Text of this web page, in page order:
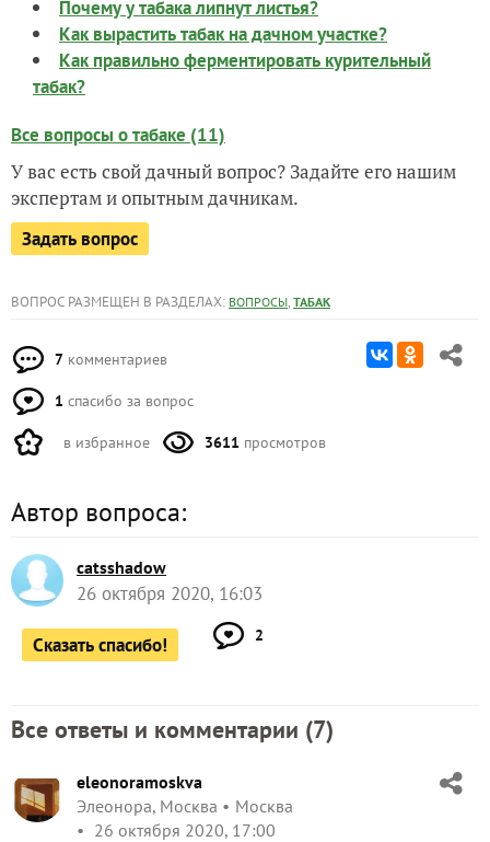
Почему у табака липнут листья?
Как вырастить табак на дачном участке?
Как правильно ферментировать курительный
табак?
Все вопросы о табаке (11)
У вас есть свой дачный вопрос? Задайте его нашим
экспертам и опытным дачникам.
Задать вопрос
ВОПРОС РАЗМЕЩЕН В РАЗДЕЛАХ: ВОПРОСЫ, ТАБАК
7 комментариев
1 спасибо за вопрос
в избранное 3611 просмотров
Автор вопроса:
catsshadow
26 октября 2020, 16:03
Сказать спасибо! 2
Все ответы и комментарии (7)
eleonoramoskva
Элеонора, Москва
Москва
26 октября 2020, 17:00